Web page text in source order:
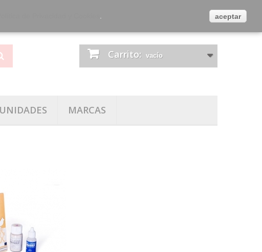
Iniciar sesión
Carrito: vacío
MARCAS
aceptar